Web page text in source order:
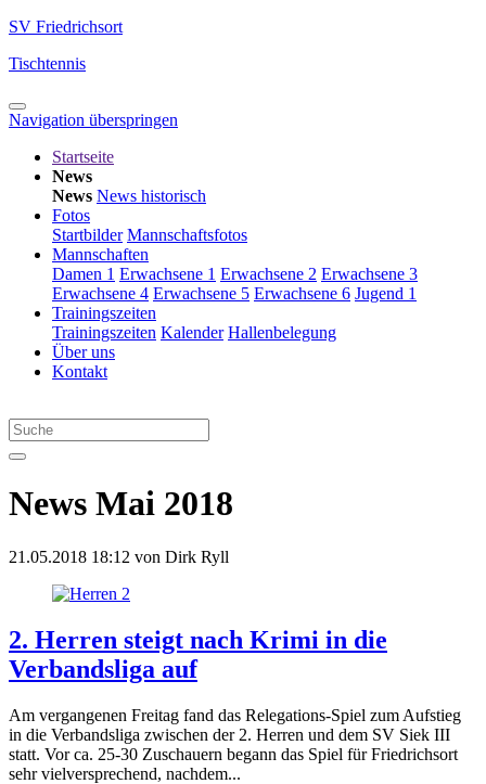
SV Friedrichsort
Tischtennis
Navigation überspringen
Startseite
News
News News historisch
Fotos
Startbilder Mannschaftsfotos
Mannschaften
Damen 1 Erwachsene 1 Erwachsene 2 Erwachsene 3
Erwachsene 4 Erwachsene 5 Erwachsene 6 Jugend 1
Trainingszeiten
Trainingszeiten Kalender Hallenbelegung
Über uns
Kontakt
News Mai 2018
21.05.2018 18:12 von Dirk Ryll
2. Herren steigt nach Krimi in die
Verbandsliga auf
Am vergangenen Freitag fand das Relegations-Spiel zum Aufstieg
in die Verbandsliga zwischen der 2. Herren und dem SV Siek III
statt. Vor ca. 25-30 Zuschauern begann das Spiel für Friedrichsort
sehr vielversprechend, nachdem...